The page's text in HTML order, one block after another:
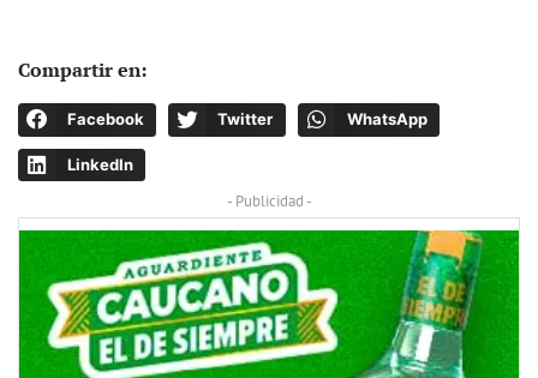
Compartir en:
Facebook Twitter WhatsApp
LinkedIn
- Publicidad -